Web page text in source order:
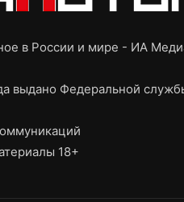
в России и мире - ИА
выдано Федеральной
18+